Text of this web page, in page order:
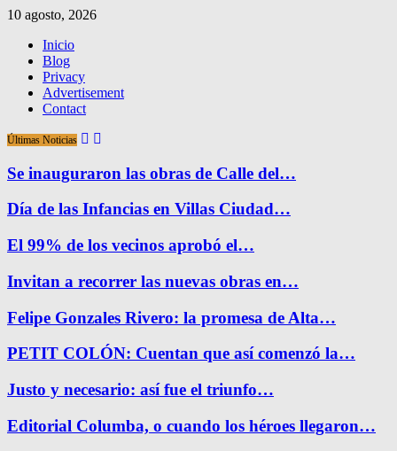
10 agosto, 2026
Inicio
Blog
Privacy
Advertisement
Contact
Últimas Noticias
Se inauguraron las obras de Calle del…
Día de las Infancias en Villas Ciudad…
El 99% de los vecinos aprobó el…
Invitan a recorrer las nuevas obras en…
Felipe Gonzales Rivero: la promesa de Alta…
PETIT COLÓN: Cuentan que así comenzó la…
Justo y necesario: así fue el triunfo…
Editorial Columba, o cuando los héroes llegaron…